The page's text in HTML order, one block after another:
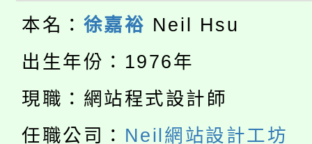
程，歡迎學生輔導中心
心理、諮商輔導、社會
系所師生報名參加。
縣市「校園短影音徵選
門員」簡章及活動海報
踴躍報名參加。
桃園市115學年度學生
要點
「桃園市補助參觀特色
展演活動實施計畫」
115年度「教育部表揚
義教育推展貢獻獎」
本名： 徐嘉裕 Neil Hsu
出生年份：1976年
現職：網站程式設計師
任職公司： Neil網站設計工坊